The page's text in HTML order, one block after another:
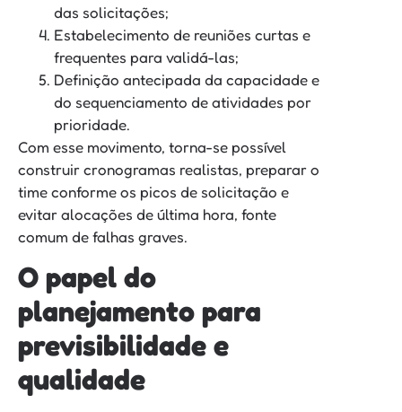
das solicitações;
Estabelecimento de reuniões curtas e
frequentes para validá-las;
Definição antecipada da capacidade e
do sequenciamento de atividades por
prioridade.
Com esse movimento, torna-se possível
construir cronogramas realistas, preparar o
time conforme os picos de solicitação e
evitar alocações de última hora, fonte
comum de falhas graves.
O papel do
planejamento para
previsibilidade e
qualidade